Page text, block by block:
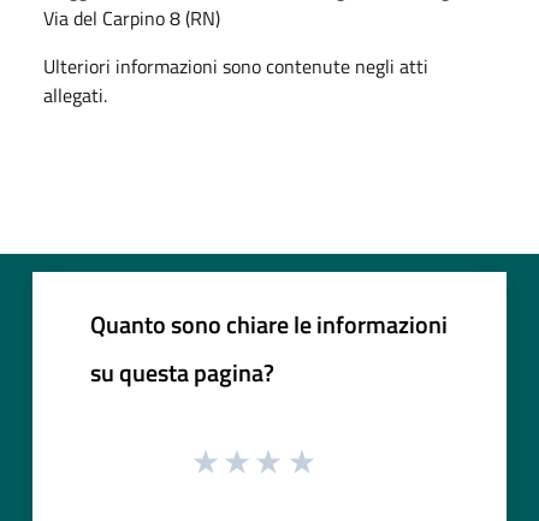
Via del Carpino 8 (RN)
Ulteriori informazioni sono contenute negli atti
allegati.
Quanto sono chiare le informazioni
su questa pagina?